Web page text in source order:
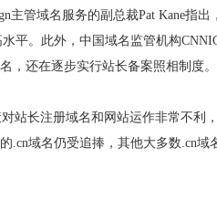
管域名服务的副总裁Pat Kane指
平。此外，中国域名监管机构
，还在逐步实行站长备案照相制度。
站长注册域名和网站运作非常不利
.cn域名仍受追捧，其他大多数.cn